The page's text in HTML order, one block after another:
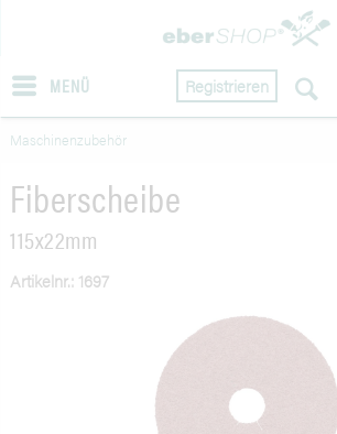
MENÜ Registrieren
Maschinenzubehör
Fiberscheibe
115x22mm
Artikelnr.: 1697